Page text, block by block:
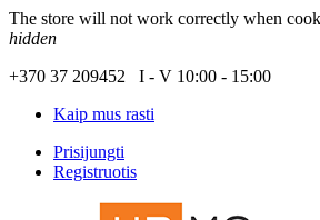
The store will not work correctly when
hidden
+370 37 209452 I - V 10:00 - 15:00
Kaip mus rasti
Prisijungti
Registruotis